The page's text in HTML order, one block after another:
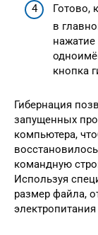
Готово,
в
кнопка
Гибернация
запущенных
компьютера,
командную
Используя
размер файла,